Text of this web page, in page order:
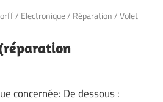
/ Electronique/ Réparation/Volet
concernée: De dessous :